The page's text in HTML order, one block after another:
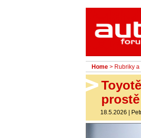
Home > Rubriky a
18.5.2026 |